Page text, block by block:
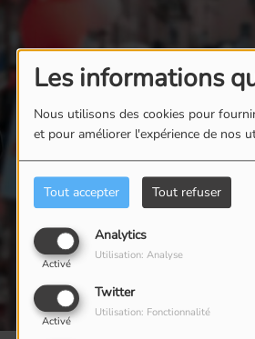
Les informations
Nous utilisons des cookies pour
et pour améliorer l'expérience de nos
Tout accepter Tout refuser
Analytics
Activé
Utilisation: Analyse
Twitter
Activé
Utilisation: Fonctionnalité